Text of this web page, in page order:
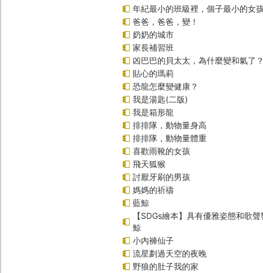
年紀最小的班級裡，個子最小的女
爸爸，爸爸，變！
奶奶的城市
家長補習班
凶巴巴的貝太太，為什麼變和氣了
貼心的瑪莉
恐龍怎麼變健康？
我是湯匙(二版)
我是箱形龍
排排隊，動物量身高
排排隊，動物量體重
喜歡雨靴的女孩
飛天狐猴
討厭牙刷的男孩
媽媽的祈禱
藍鯨
【SDGs繪本】具有優雅姿態和歌
鯨
小內褲仙子
流星劃過天空的夜晚
野狼的肚子我的家